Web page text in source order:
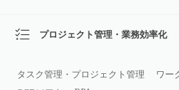
プロジェクト管理・業務効率化
タスク管理・プロジェクト管理
ワー